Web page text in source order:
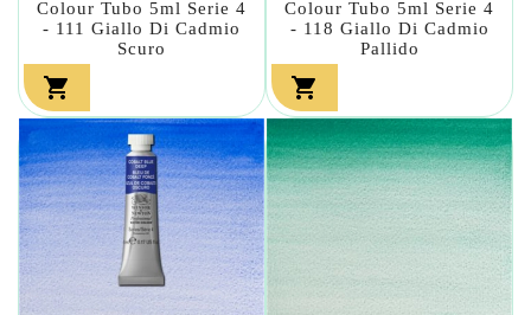
Colour Tubo 5ml Serie 4
- 111 Giallo Di Cadmio
Scuro

Colour Tubo 5ml Serie 4
- 118 Giallo Di Cadmio
Pallido
